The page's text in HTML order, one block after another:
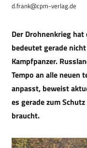
d.frank@cpm-verlag.de
Der Drohnenkrieg
bedeutet gerade
Kampfpanzer.
Tempo an alle neuen
anpasst, beweist
es gerade zum
braucht.